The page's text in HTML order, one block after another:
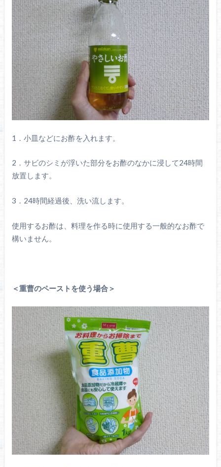
1．小皿などにお酢を入れます。
2．サビのシミが浮いた部分をお酢のなかに浸して24時間
放置します。
3．24時間経過後、洗い流します。
使用するお酢は、料理を作る時に使用する一般的なお酢で
構いません。
＜重曹のペーストを使う場合＞